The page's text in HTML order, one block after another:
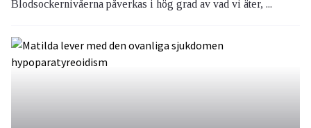
Blodsockernivåerna påverkas i hög grad av vad vi äter, ...